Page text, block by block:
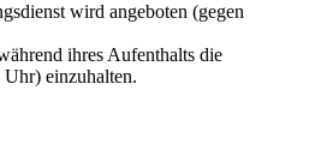
wird angeboten (gegen
ihres Aufenthalts die
einzuhalten.